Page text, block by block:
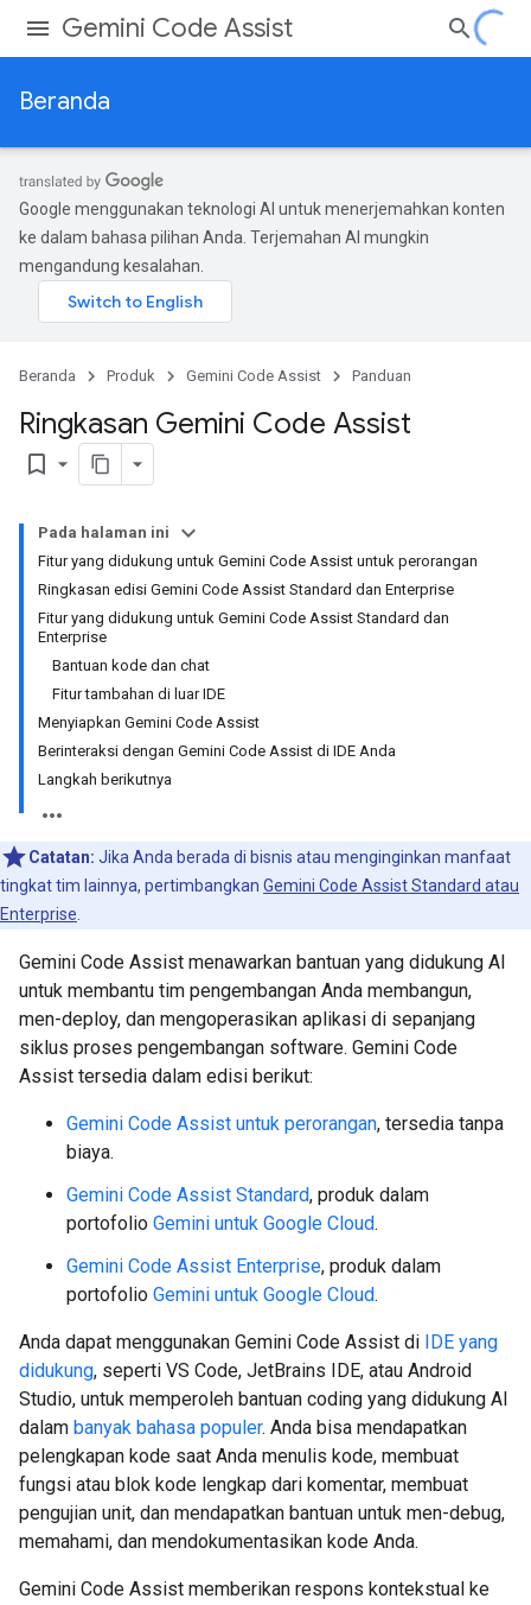
Gemini Code Assist
Beranda
Google menggunakan teknologi AI untuk menerjemahkan konten
ke dalam bahasa pilihan Anda. Terjemahan AI mungkin
mengandung kesalahan.
Beranda Produk Gemini Code Assist Panduan
Ringkasan Gemini Code Assist
bookmark_border
Pada halaman ini
Fitur yang didukung untuk Gemini Code Assist untuk perorangan
Ringkasan edisi Gemini Code Assist Standard dan Enterprise
Fitur yang didukung untuk Gemini Code Assist Standard dan
Enterprise
Bantuan kode dan chat
Fitur tambahan di luar IDE
Menyiapkan Gemini Code Assist
Berinteraksi dengan Gemini Code Assist di IDE Anda
Langkah berikutnya
Catatan: Jika Anda berada di bisnis atau menginginkan manfaat
tingkat tim lainnya, pertimbangkan Gemini Code Assist Standard atau
Enterprise
Gemini Code Assist menawarkan bantuan yang didukung AI
untuk membantu tim pengembangan Anda membangun,
men-deploy, dan mengoperasikan aplikasi di sepanjang
siklus proses pengembangan software. Gemini Code
Assist tersedia dalam edisi berikut:
Gemini Code Assist untuk perorangan, tersedia tanpa
biaya.
Gemini Code Assist Standard, produk dalam
portofolio Gemini untuk Google Cloud.
Gemini Code Assist Enterprise, produk dalam
portofolio Gemini untuk Google Cloud.
Anda dapat menggunakan Gemini Code Assist di IDE yang
didukung, seperti VS Code, JetBrains IDE, atau Android
Studio, untuk memperoleh bantuan coding yang didukung AI
dalam banyak bahasa populer. Anda bisa mendapatkan
pelengkapan kode saat Anda menulis kode, membuat
fungsi atau blok kode lengkap dari komentar, membuat
pengujian unit, dan mendapatkan bantuan untuk men-debug,
memahami, dan mendokumentasikan kode Anda.
Gemini Code Assist memberikan respons kontekstual ke